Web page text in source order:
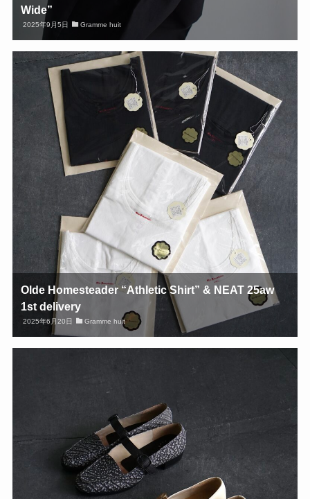
Wide”
2025年9月5日 Gramme huit
Olde Homesteader “Athletic Shirt” & NEAT 25aw
1st delivery
2025年6月20日 Gramme huit